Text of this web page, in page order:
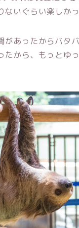
ないぐらい楽しかっ
があったからバタ
たから、もっとゆ